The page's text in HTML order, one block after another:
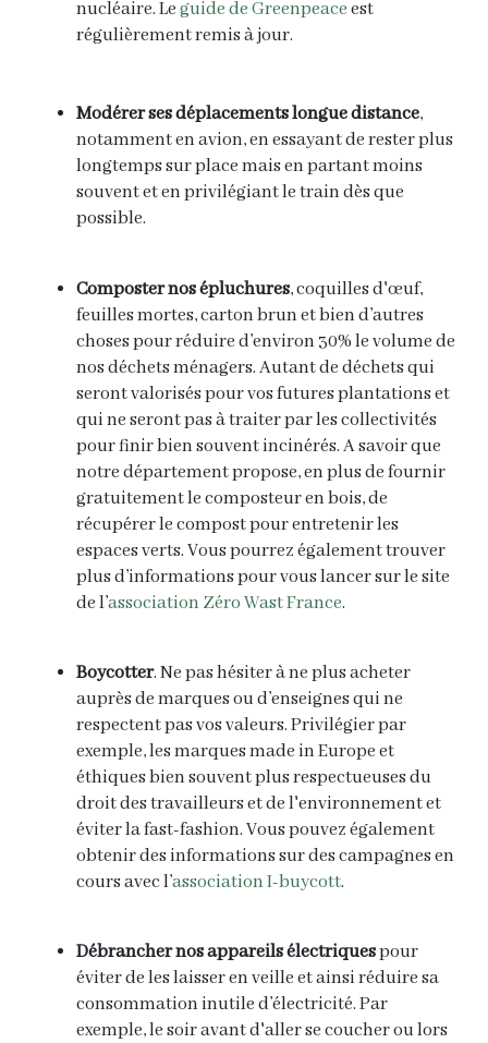
nucléaire. Leguide de Greenpeaceest
régulièrement remis à jour.
Modérerses déplacements longue distance,
notamment en avion, en essayant de rester plus
longtemps sur place mais en partant moins
souvent et en privilégiant le train dès que
possible.
Composter nos épluchures, coquilles d'œuf,
feuilles mortes, carton brun et bien d’autres
choses pour réduire d’environ 30% le volume de
nos déchets ménagers. Autant de déchets qui
seront valorisés pour vos futures plantations et
qui ne seront pas à traiter par les collectivités
pour finir bien souvent incinérés.A savoir que
notre département propose, en plus de fournir
gratuitement le composteur en bois, de
récupérer le compost pour entretenir les
espaces verts. Vous pourrez également trouver
plus d’informations pour vous lancer sur le site
de l’association Zéro Wast France.
Boycotter. Ne pas hésiter à ne plus acheter
auprès de marques ou d’enseignes qui ne
respectent pas vos valeurs. Privilégier par
exemple, les marques made in Europe et
éthiques bien souvent plus respectueuses du
droit des travailleurs et de l'environnement et
éviter la fast-fashion. Vous pouvez également
obtenir des informations sur des campagnes en
cours avec l’association I-buycott.
Débrancher nos appareilsélectriquespour
éviter de les laisser en veille et ainsi réduire sa
consommation inutile d’électricité. Par
exemple, le soir avant d'aller se coucher ou lors